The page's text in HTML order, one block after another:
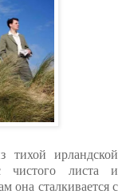
ирландской
чистого листа и
она сталкивается с